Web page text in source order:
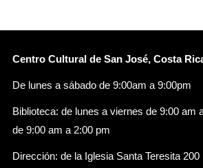
Centro Cultural de San José, Costa
De lunes a sábado de 9:00am a 9:00pm
Biblioteca: de lunes a viernes de 9:00 am
de 9:00 am a 2:00 pm
Dirección: de la Iglesia Santa Teresita